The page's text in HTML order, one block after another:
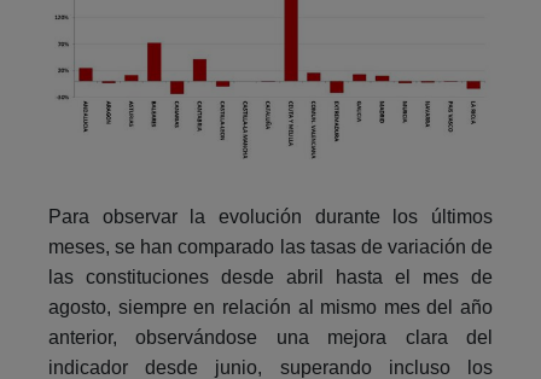
Para observar la evolución durante los últimos
meses, se han comparado las tasas de variación de
las constituciones desde abril hasta el mes de
agosto, siempre en relación al mismo mes del año
anterior, observándose una mejora clara del
indicador desde junio, superando incluso los